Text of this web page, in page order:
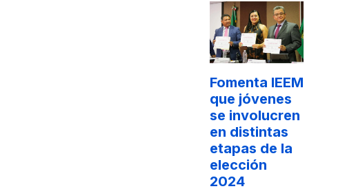
Fomenta IEEM
que jóvenes
se involucren
en distintas
etapas de la
elección
2024